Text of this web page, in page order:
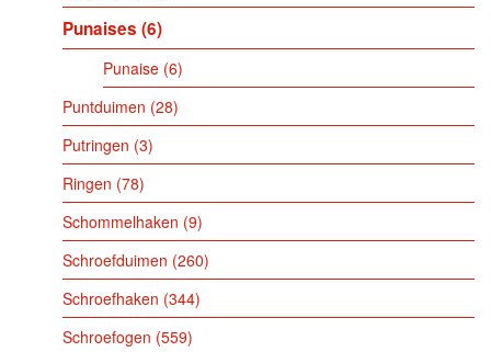
Punaises 6
Punaise 6
Puntduimen 28
Putringen 3
Ringen 78
Schommelhaken 9
Schroefduimen 260
Schroefhaken 344
Schroefogen 559